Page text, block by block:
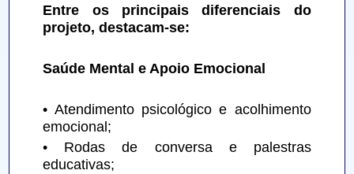
Entre os principais diferenciais do
projeto, destacam-se:
Saúde Mental e Apoio Emocional
• Atendimento psicológico e acolhimento
emocional;
• Rodas de conversa e palestras
educativas;